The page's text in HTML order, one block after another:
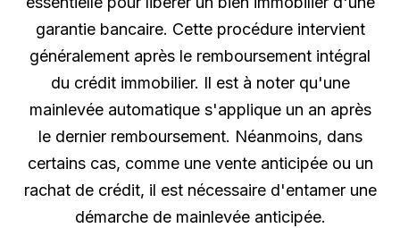
garantie bancaire. Cette procédure intervient
généralement après le remboursement intégral
du crédit immobilier. Il est à noter qu'une
mainlevée automatique s'applique un an après
le dernier remboursement. Néanmoins, dans
certains cas, comme une vente anticipée ou un
rachat de crédit, il est nécessaire d'entamer une
démarche de mainlevée anticipée.